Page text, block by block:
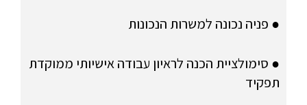
● פניה נכונה למשרות הנכונות
● סימולציית הכנה לראיון עבודה אישיותי ממוקדת
תפקיד